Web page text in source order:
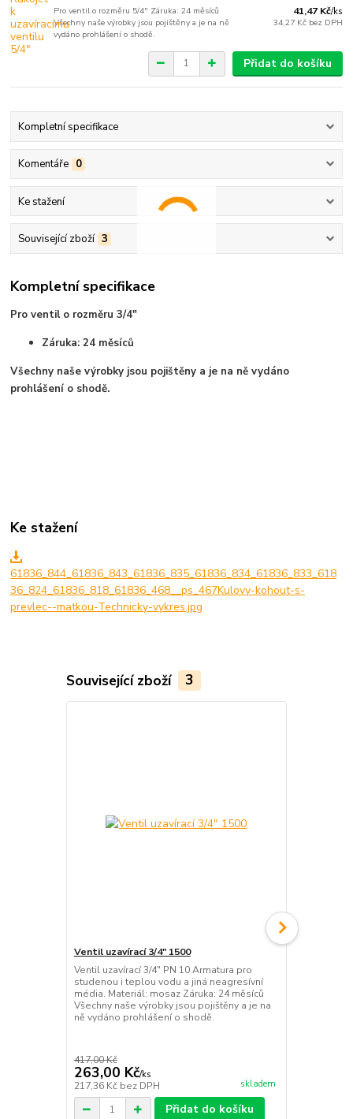
Pro ventil o rozměru 5/4" Záruka: 24 měsíců
Všechny naše výrobky jsou pojištěny a je na ně
vydáno prohlášení o shodě.
41,47 Kč/ks
34,27 Kč bez DPH
Přidat do košíku
Kompletní specifikace
Komentáře 0
Ke stažení
Související zboží 3
Kompletní specifikace
Pro ventil o rozměru 3/4"
Záruka: 24 měsíců
Všechny naše výrobky jsou pojištěny a je na ně vydáno
prohlášení o shodě.
Ke stažení
61836_844_61836_843_61836_835_61836_834_61836_833_618
36_824_61836_818_61836_468__ps_467Kulovy-kohout-s-
prevlec--matkou-Technicky-vykres.jpg
Související zboží 3
Ventil uzavírací 3/4" 1500
Ventil uzavírací 3/4" PN 10 Armatura pro
studenou i teplou vodu a jiná neagresívní
média. Materiál: mosaz Záruka: 24 měsíců
Všechny naše výrobky jsou pojištěny a je na
ně vydáno prohlášení o shodě.
417,00 Kč
263,00 Kč/ks
217,36 Kč bez DPH skladem
Přidat do košíku